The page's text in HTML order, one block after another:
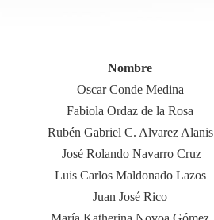
Nombre
Oscar Conde Medina
Fabiola Ordaz de la Rosa
Rubén Gabriel C. Alvarez Alanis
José Rolando Navarro Cruz
Luis Carlos Maldonado Lazos
Juan José Rico